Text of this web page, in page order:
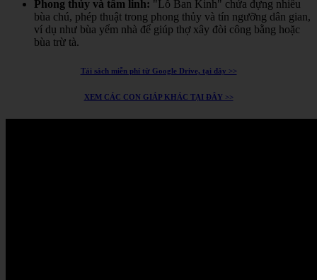
Phong thủy và tâm linh: "Lỗ Ban Kinh" chứa đựng nhiều
bùa chú, phép thuật trong phong thủy và tín ngưỡng dân gian,
ví dụ như bùa yểm nhà để giúp thợ xây đòi công bằng hoặc
bùa trừ tà.
Tải sách miễn phí từ Google Drive, tại đây >>
XEM CÁC CON GIÁP KHÁC TẠI ĐÂY >>